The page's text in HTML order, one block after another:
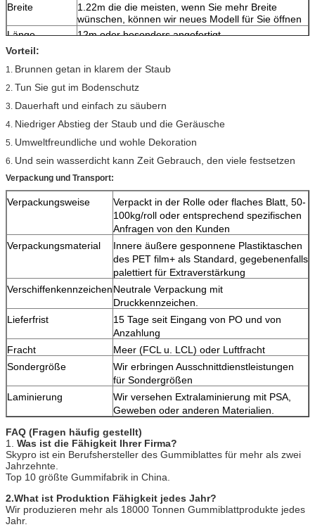
Breite
1.22m die die meisten, wenn Sie mehr Breite
wünschen, können wir neues Modell für Sie öffnen
Länge
12m oder besonders angefertigt
Farbe
Verpacken
In der Rolle wenn pp. gesponnen sind, sacken Sie
Vorbereitungs-
und Anlaufzeit
3-5 Tage für Proben und 25-30days für
Massenproduktion.
MOQ
600m2
Vorteil:
1. Brunnen getan in klarem der Staub
2. Tun Sie gut im Bodenschutz
3. Dauerhaft und einfach zu säubern
4. Niedriger Abstieg der Staub und die Geräusche
5. Umweltfreundliche und wohle Dekoration
6. Und sein wasserdicht kann Zeit Gebrauch, den viele festsetzen
Verpackung und Transport:
Verpackungsweise
Verpackt in der Rolle oder flaches Blatt, 50-
100kg/roll oder entsprechend spezifischen
Anfragen von den Kunden
Verpackungsmaterial
Innere äußere gesponnene Plastiktaschen
des PET film+ als Standard, gegebenenfalls
palettiert für Extraverstärkung
VerschiffenkennzeichenNeutrale Verpackung mit
Druckkennzeichen.
Lieferfrist
15 Tage seit Eingang von PO und von
Anzahlung
Fracht
Meer (FCL u. LCL) oder Luftfracht
Sondergröße
Wir erbringen Ausschnittdienstleistungen
für Sondergrößen
Laminierung
Wir versehen Extralaminierung mit PSA,
Geweben oder anderen Materialien.
FAQ (Fragen häufig gestellt)
1. Was ist die Fähigkeit Ihrer Firma?
Skypro ist ein Berufshersteller des Gummiblattes für mehr als zwei
Jahrzehnte.
Top 10 größte Gummifabrik in China.
2.What ist Produktion Fähigkeit jedes Jahr?
Wir produzieren mehr als 18000 Tonnen Gummiblattprodukte jedes
Jahr.